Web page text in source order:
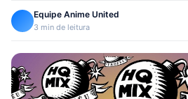
Equipe Anime United
3 min de leitura